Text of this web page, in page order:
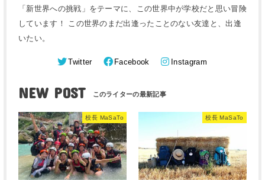
「新世界への挑戦」をテーマに、この世界中が学校だと思い冒険
しています！ この世界のまだ出逢ったことのない友達と、出逢
いたい。
Twitter Facebook Instagram
NEW POST
校長 MaSaTo 校長 MaSaTo